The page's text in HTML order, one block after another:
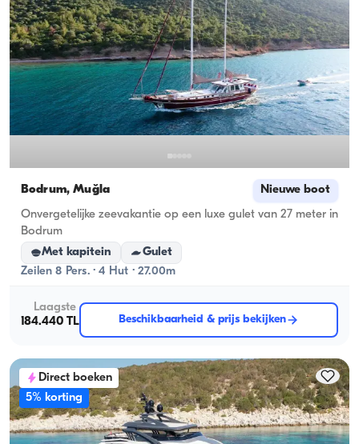
Bodrum, Muğla Nieuwe boot
Onvergetelijke zeevakantie op een luxe gulet van 27 meter in
Bodrum
Met kapitein
Gulet
Zeilen 8 Pers. · 4 Hut · 27.00m
Laagste
184.440 TL
Beschikbaarheid & prijs bekijken
Direct boeken
5% korting